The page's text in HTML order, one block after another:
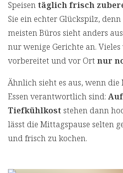
Speisentäglich frisch
Sie ein echter Glückspilz,
meisten Büros sieht anders
nur wenige Gerichte an.
vorbereitet und vor Ort nur
Ähnlich sieht es aus, wenn
Essen verantwortlich sind:
Tiefkühlkost stehen dann
lässt die Mittagspause selten
und frisch zu kochen.